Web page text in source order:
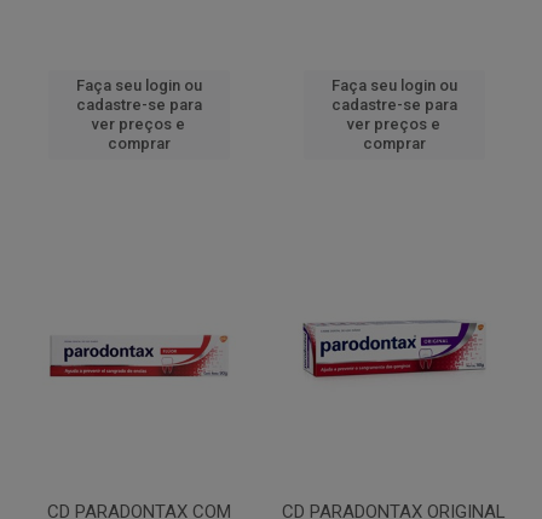
Faça seu login ou
cadastre-se para
ver preços e
comprar
Faça seu login ou
cadastre-se para
ver preços e
comprar
CD PARADONTAX COM
CD PARADONTAX ORIGINAL